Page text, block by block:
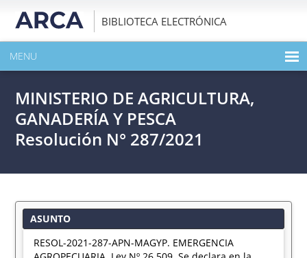
BIBLIOTECA ELECTRÓNICA
MENU
EXPANDIR TODO EL CONTENIDO DE LA PUBLICACIÓN
DESCARGAR PDF
MINISTERIO DE AGRICULTURA,
GANADERÍA Y PESCA
Resolución N° 287/2021
ASUNTO
RESOL-2021-287-APN-MAGYP. EMERGENCIA